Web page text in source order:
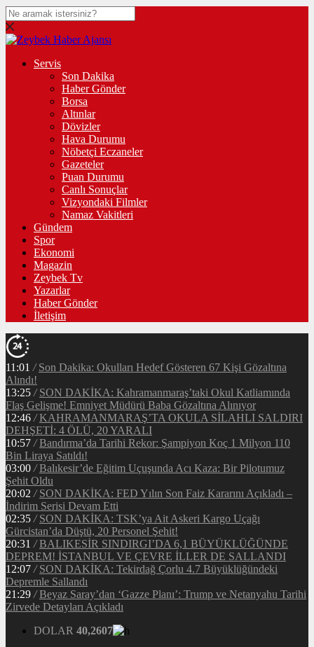
Servis
Son Dakika
Haber Gönder
Borsa
Altınlar
Dövizler
Hava Durumu
Nöbetçi Eczaneler
Gazeteler
Puan Durumu
Canlı Sonuçlar
Vizyondaki Filmler
Namaz Vakitleri
Gündem
Spor
Ekonomi
Magazin
Zeybek Tv
Yazarlar
Haber Gönder
İletişim
11:01 / Son Dakika: Okulları Hedef Gösteren 67 Kişi Gözaltına
Alındı!
13:25 / SON DAKİKA: Kahramanmaraş’taki Okul Katliamında
Flaş Gelişme! Emniyet Müdürü Baba Gözaltına Alınıyor
12:46 / KAHRAMANMARAŞ’TA OKULA SİLAHLI SALDIRI
DEHŞETİ: 4 ÖLÜ, 20 YARALI
10:57 / Bandırma’da Tarihi Rekor: Şampiyon Koç 1 Milyon 110
Bin Liraya Satıldı!
03:00 / Balıkesir’de Eğitim Uçuşunda Acı Kaza: Bir Pilotumuz
Şehit Oldu
20:02 / SON DAKİKA: FED Yılın Son Faiz Kararını Açıkladı –
İndirim Serisi Devam Etti
02:35 / SON DAKİKA: TSK’ya Ait Askeri Kargo Uçağı
Gürcistan’da Düştü, 20 Personel Şehit!
20:31 / BALIKESİR SINDIRGI’DA 6,1 BÜYÜKLÜĞÜNDE
DEPREM! İSTANBUL VE ÇEVRE İLLER DE SALLANDI
12:07 / SON DAKİKA: Tekirdağ Çorlu 4.7 Büyüklüğündeki
Depremle Sallandı
21:29 / Beyaz Saray’dan ‘Gazze Planı’: Trump ve Netanyahu Tarihi
Zirvede Detayları Açıkladı
DOLAR 40,2607